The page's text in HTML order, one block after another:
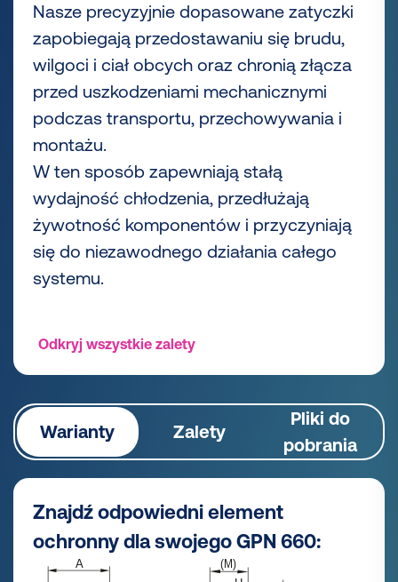
Nasze precyzyjnie dopasowane zatyczki
zapobiegają przedostawaniu się brudu,
wilgoci i ciał obcych oraz chronią złącza
przed uszkodzeniami mechanicznymi
podczas transportu, przechowywania i
montażu.
W ten sposób zapewniają stałą
wydajność chłodzenia, przedłużają
żywotność komponentów i przyczyniają
się do niezawodnego działania całego
systemu.
Odkryj wszystkie zalety
Warianty Zalety
Pliki do
pobrania
Znajdź odpowiedni element
ochronny dla swojego GPN 660: